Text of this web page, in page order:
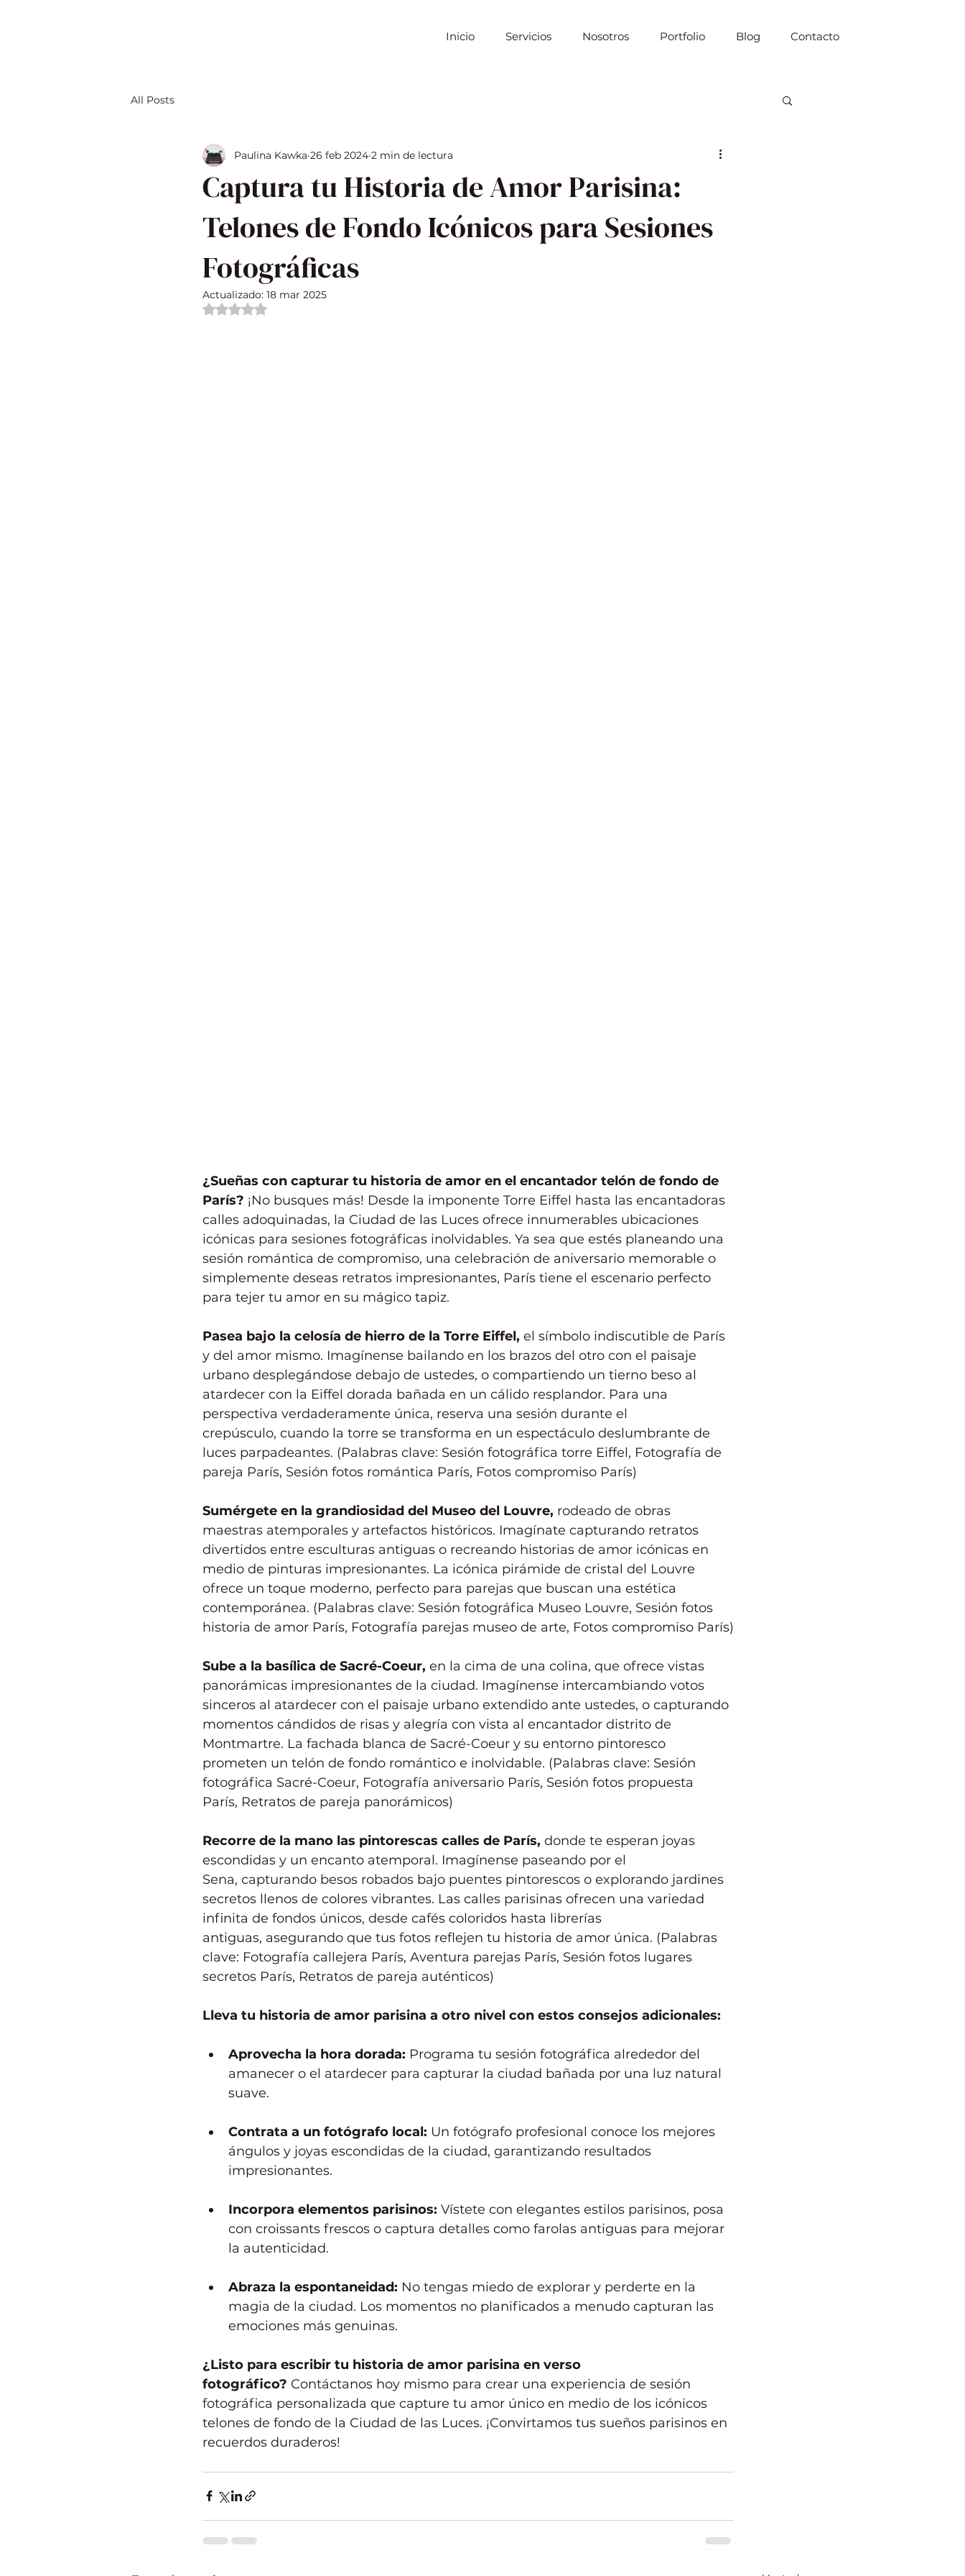
Inicio Servicios Nosotros Portfolio Blog Contacto
All Posts
Captura tu Historia de Amor Parisina:
Telones de Fondo Icónicos para Sesiones
Fotográficas
Paulina Kawka 26 feb 2024 2 min de lectura
Actualizado: 18 mar 2025
Obtuvo NaN de 5 estrellas.
¿Sueñas con capturar tu historia de amor en el encantador telón de fondo de
París? ¡No busques más! Desde la imponente Torre Eiffel hasta las encantadoras
calles adoquinadas, la Ciudad de las Luces ofrece innumerables ubicaciones
icónicas para sesiones fotográficas inolvidables. Ya sea que estés planeando una
sesión romántica de compromiso, una celebración de aniversario memorable o
simplemente deseas retratos impresionantes, París tiene el escenario perfecto
para tejer tu amor en su mágico tapiz.
Pasea bajo la celosía de hierro de la Torre Eiffel, el símbolo indiscutible de París
y del amor mismo. Imagínense bailando en los brazos del otro con el paisaje
urbano desplegándose debajo de ustedes, o compartiendo un tierno beso al
atardecer con la Eiffel dorada bañada en un cálido resplandor. Para una
perspectiva verdaderamente única, reserva una sesión durante el
crepúsculo, cuando la torre se transforma en un espectáculo deslumbrante de
luces parpadeantes. (Palabras clave: Sesión fotográfica torre Eiffel, Fotografía de
pareja París, Sesión fotos romántica París, Fotos compromiso París)
Sumérgete en la grandiosidad del Museo del Louvre, rodeado de obras
maestras atemporales y artefactos históricos. Imagínate capturando retratos
divertidos entre esculturas antiguas o recreando historias de amor icónicas en
medio de pinturas impresionantes. La icónica pirámide de cristal del Louvre
ofrece un toque moderno, perfecto para parejas que buscan una estética
contemporánea. (Palabras clave: Sesión fotográfica Museo Louvre, Sesión fotos
historia de amor París, Fotografía parejas museo de arte, Fotos compromiso París)
Sube a la basílica de Sacré-Coeur, en la cima de una colina, que ofrece vistas
panorámicas impresionantes de la ciudad. Imagínense intercambiando votos
sinceros al atardecer con el paisaje urbano extendido ante ustedes, o capturando
momentos cándidos de risas y alegría con vista al encantador distrito de
Montmartre. La fachada blanca de Sacré-Coeur y su entorno pintoresco
prometen un telón de fondo romántico e inolvidable. (Palabras clave: Sesión
fotográfica Sacré-Coeur, Fotografía aniversario París, Sesión fotos propuesta
París, Retratos de pareja panorámicos)
Recorre de la mano las pintorescas calles de París, donde te esperan joyas
escondidas y un encanto atemporal. Imagínense paseando por el
Sena, capturando besos robados bajo puentes pintorescos o explorando jardines
secretos llenos de colores vibrantes. Las calles parisinas ofrecen una variedad
infinita de fondos únicos, desde cafés coloridos hasta librerías
antiguas, asegurando que tus fotos reflejen tu historia de amor única. (Palabras
clave: Fotografía callejera París, Aventura parejas París, Sesión fotos lugares
secretos París, Retratos de pareja auténticos)
Lleva tu historia de amor parisina a otro nivel con estos consejos adicionales:
Aprovecha la hora dorada: Programa tu sesión fotográfica alrededor del
amanecer o el atardecer para capturar la ciudad bañada por una luz natural
suave.
Contrata a un fotógrafo local: Un fotógrafo profesional conoce los mejores
ángulos y joyas escondidas de la ciudad, garantizando resultados
impresionantes.
Incorpora elementos parisinos: Vístete con elegantes estilos parisinos, posa
con croissants frescos o captura detalles como farolas antiguas para mejorar
la autenticidad.
Abraza la espontaneidad: No tengas miedo de explorar y perderte en la
magia de la ciudad. Los momentos no planificados a menudo capturan las
emociones más genuinas.
¿Listo para escribir tu historia de amor parisina en verso
fotográfico? Contáctanos hoy mismo para crear una experiencia de sesión
fotográfica personalizada que capture tu amor único en medio de los icónicos
telones de fondo de la Ciudad de las Luces. ¡Convirtamos tus sueños parisinos en
recuerdos duraderos!